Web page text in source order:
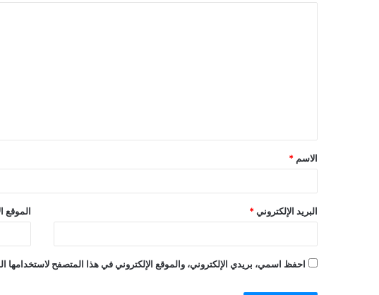
الاسم *
البريد الإلكتروني * الموقع
احفظ اسمي، بريدي الإلكتروني، والموقع الإلكتروني في هذا المتصفح لاستخدامها